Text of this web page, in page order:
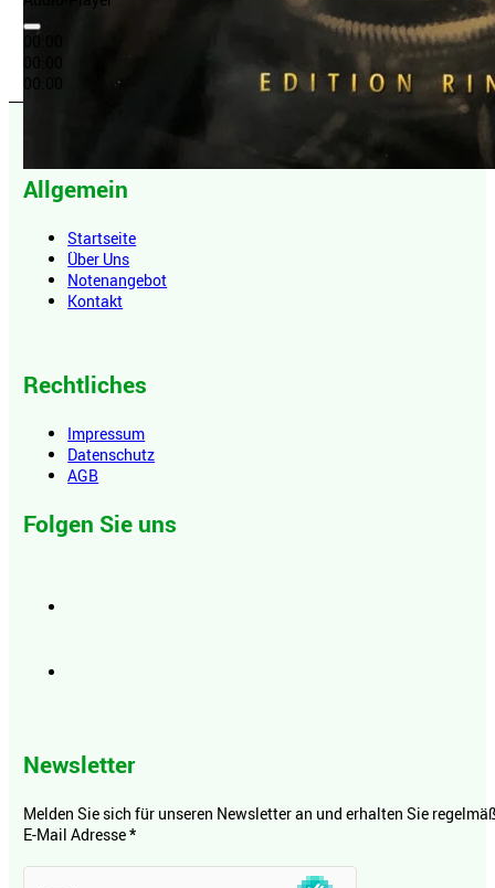
00:00
00:00
00:00
Allgemein
Startseite
Über Uns
Notenangebot
Kontakt
Rechtliches
Impressum
Datenschutz
AGB
Folgen Sie uns
Newsletter
Melden Sie sich für unseren Newsletter an und erhalten Sie
E-Mail Adresse*